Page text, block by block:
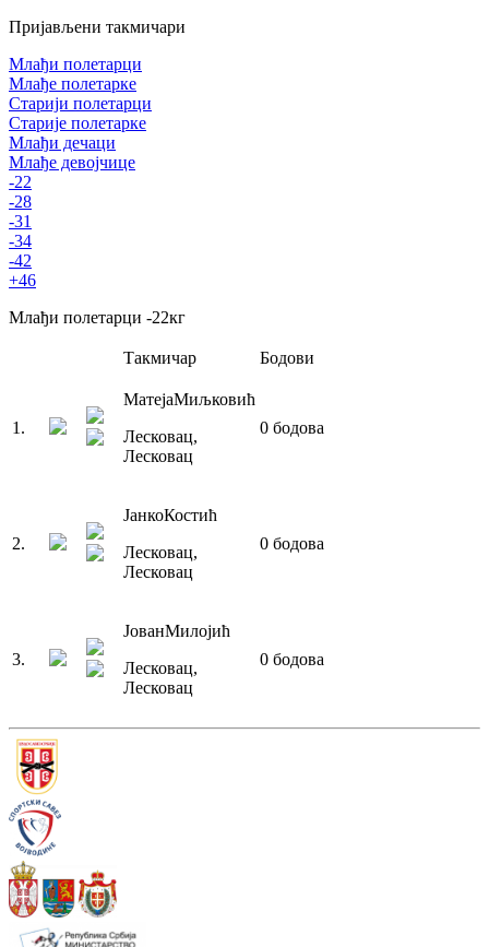
Пријављени такмичари
Млађи полетарци
Млађе полетарке
Старији полетарци
Старије полетарке
Млађи дечаци
Млађе девојчице
-22
-28
-31
-34
-42
+46
Млађи полетарци -22кг
Такмичар Бодови
1 .
МатејаМиљковић
Лесковац,
Лесковац
0 бодова
2.
ЈанкоКостић
Лесковац,
Лесковац
0 бодова
3.
ЈованМилојић
Лесковац,
Лесковац
0 бодова